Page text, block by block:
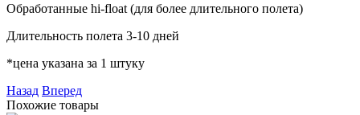
Обработанные hi-float (для более длительного полета)
Длительность полета 3-10 дней
*цена указана за 1 штуку
Назад Вперед
Похожие товары